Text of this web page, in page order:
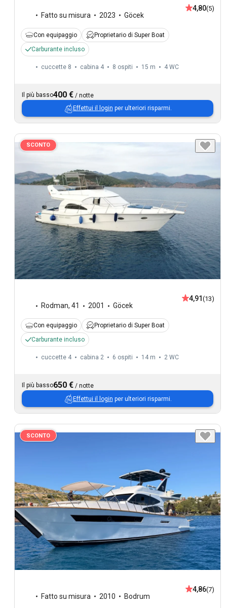
Fatto su misura 2023 Göcek
4,80(5)
Con equipaggio
Proprietario di Super Boat
Carburante incluso
cuccette 8 cabina 4 8 ospiti 15 m 4 WC
Il più basso400 € / notte
Effettui il login per ulteriori risparmi.
SCONTO
Rodman, 41 2001 Göcek
4,91 (13)
Con equipaggio
Proprietario di Super Boat
Carburante incluso
cuccette 4 cabina 2 6 ospiti 14 m 2 WC
Il più basso650 € / notte
Effettui il login per ulteriori risparmi.
SCONTO
Fatto su misura 2010 Bodrum
4,86(7)